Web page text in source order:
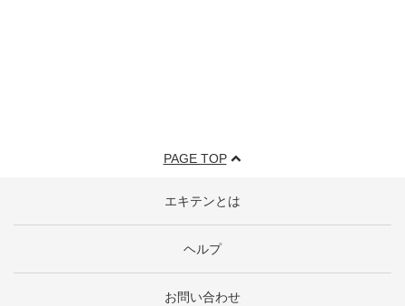
PAGE TOP
エキテンとは
ヘルプ
お問い合わせ